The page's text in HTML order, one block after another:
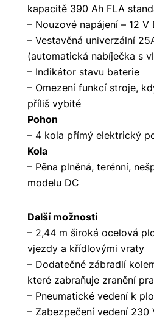
kapacitě 390 Ah FLA
– Nouzové napájení – 12 V
– Vestavěná univerzální
(automatická nabíječka s
– Indikátor stavu baterie
– Omezení funkcí stroje,
příliš vybité
Pohon
– 4 kola přímý elektrický
Kola
– Pěna plněná, terénní,
modelu DC
Další možnosti
– 2,44 m široká ocelová
vjezdy a křídlovými vraty
– Dodatečné zábradlí
které zabraňuje zranění
– Pneumatické vedení k
– Zabezpečení vedení 230